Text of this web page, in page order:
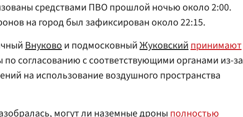
средствами ПВО прошлой ночью около 2:00.
на город был зафиксирован около 22:15.
Внуковои подмосковныйЖуковскийпринимают
по согласованию с соответствующими органами из-за
на использование воздушного пространства
могут ли наземные дроныполностью